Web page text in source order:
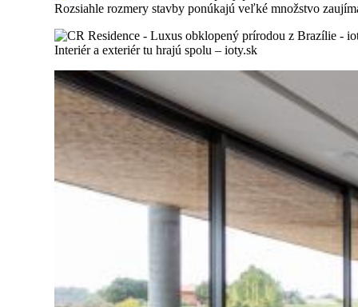
Rozsiahle rozmery stavby ponúkajú veľké množstvo
Interiér a exteriér tu hrajú spolu – ioty.sk